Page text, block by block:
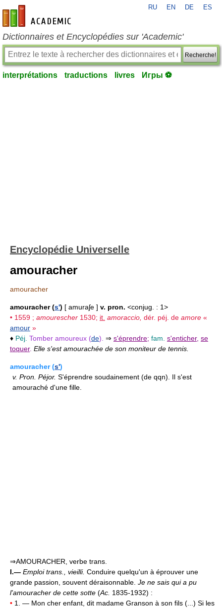
fr-academic.com
RU EN DE ES
Dictionnaires et Encyclopédies sur 'Academic'
Recherche!
interprétations traductions livres Игры ⚽
Encyclopédie Universelle
amouracher
amouracher
amouracher (s') [ amuraʃe ] v. pron. <conjug. : 1>
• 1559 ; amourescher 1530; it. amoraccio, dér. péj. de amore «
amour »
♦ Péj. Tomber amoureux (de). ⇒ s'éprendre; fam. s'enticher, se
toquer. Elle s'est amourachée de son moniteur de tennis.
amouracher (s')
v. Pron. Péjor. S'éprendre soudainement (de qqn). Il s'est
amouraché d'une fille.
⇒AMOURACHER, verbe trans.
I.— Emploi trans., vieilli. Conduire quelqu'un à éprouver une
grande passion, souvent déraisonnable. Je ne sais qui a pu
l'amouracher de cette sotte (Ac. 1835-1932) :
• 1. — Mon cher enfant, dit madame Granson à son fils (...) Si les